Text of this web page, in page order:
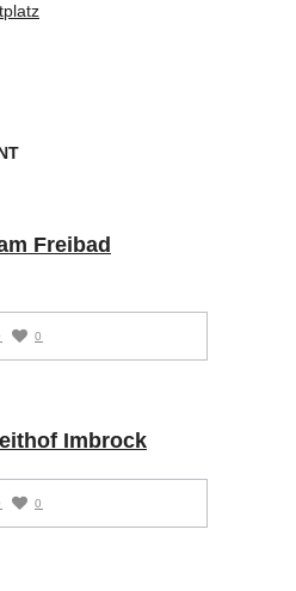
Freibad
0
Imbrock
0